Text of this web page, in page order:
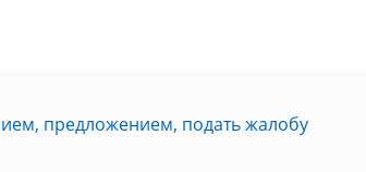
предложением, подать жалобу